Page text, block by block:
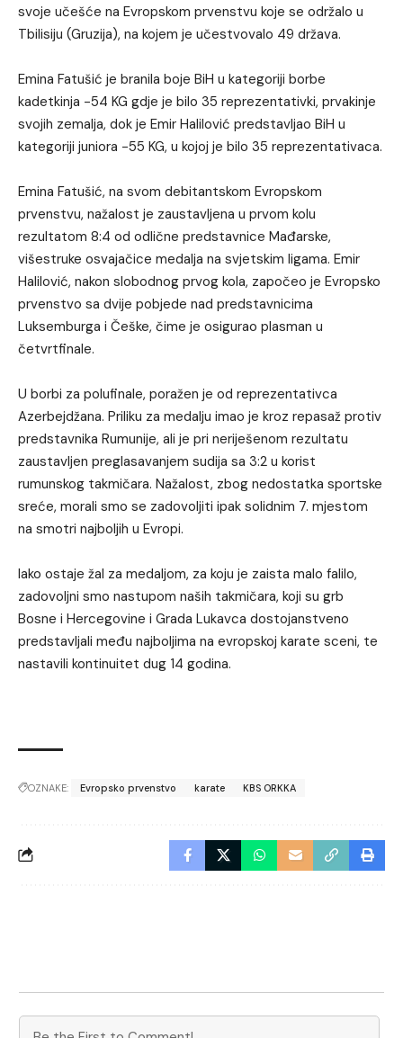
svoje učešće na Evropskom prvenstvu koje se održalo u
Tbilisiju (Gruzija), na kojem je učestvovalo 49 država.
Emina Fatušić je branila boje BiH u kategoriji borbe
kadetkinja -54 KG gdje je bilo 35 reprezentativki, prvakinje
svojih zemalja, dok je Emir Halilović predstavljao BiH u
kategoriji juniora -55 KG, u kojoj je bilo 35 reprezentativaca.
Emina Fatušić, na svom debitantskom Evropskom
prvenstvu, nažalost je zaustavljena u prvom kolu
rezultatom 8:4 od odlične predstavnice Mađarske,
višestruke osvajačice medalja na svjetskim ligama. Emir
Halilović, nakon slobodnog prvog kola, započeo je Evropsko
prvenstvo sa dvije pobjede nad predstavnicima
Luksemburga i Češke, čime je osigurao plasman u
četvrtfinale.
U borbi za polufinale, poražen je od reprezentativca
Azerbejdžana. Priliku za medalju imao je kroz repasaž protiv
predstavnika Rumunije, ali je pri neriješenom rezultatu
zaustavljen preglasavanjem sudija sa 3:2 u korist
rumunskog takmičara. Nažalost, zbog nedostatka sportske
sreće, morali smo se zadovoljiti ipak solidnim 7. mjestom
na smotri najboljih u Evropi.
Iako ostaje žal za medaljom, za koju je zaista malo falilo,
zadovoljni smo nastupom naših takmičara, koji su grb
Bosne i Hercegovine i Grada Lukavca dostojanstveno
predstavljali među najboljima na evropskoj karate sceni, te
nastavili kontinuitet dug 14 godina.
OZNAKE: Evropsko prvenstvo karate KBS ORKKA